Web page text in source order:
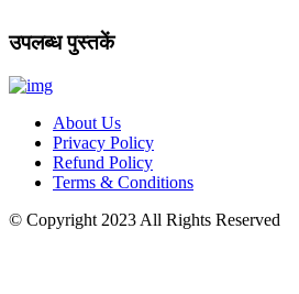
उपलब्ध पुस्तकें
About Us
Privacy Policy
Refund Policy
Terms & Conditions
© Copyright 2023 All Rights Reserved